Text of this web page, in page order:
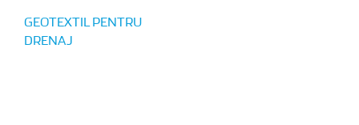
GEOTEXTIL PENTRU
DRENAJ